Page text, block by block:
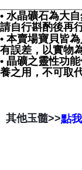
• 水晶礦石為大
請自行斟酌後再
• 本賣場寶貝皆
有誤差，以實物為
• 晶礦之靈性功
養之用，不可取
其他玉髓>>點